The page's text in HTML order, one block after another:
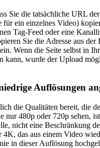
Sie die tatsächliche URL der
für ein einzelnes Video)
Tag-Feed oder eine
Sie die Adresse aus der
Wenn die Seite selbst in
kann, wurde der Upload
Auflösungen
die Qualitäten bereit, die
nur 480p oder 720p sehen,
nicht eine Beschränkung
4K, das aus einem Video
in dieser Auflösung